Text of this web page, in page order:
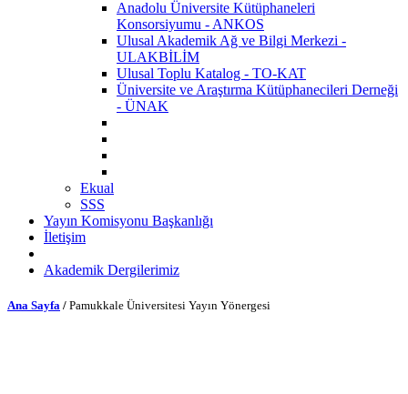
Anadolu Üniversite Kütüphaneleri
Konsorsiyumu - ANKOS
Ulusal Akademik Ağ ve Bilgi Merkezi -
ULAKBİLİM
Ulusal Toplu Katalog - TO-KAT
Üniversite ve Araştırma Kütüphanecileri Derneği
- ÜNAK
Ekual
SSS
Yayın Komisyonu Başkanlığı
İletişim
Akademik Dergilerimiz
Ana Sayfa / Pamukkale Üniversitesi Yayın Yönergesi